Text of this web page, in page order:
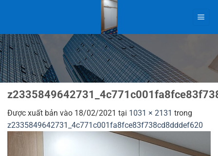
dung
Được xuất bản vào 18/02/2021 tại 1031 × 2131 trong
z2335849642731_4c771c001fa8fce83f738cd8dddef620